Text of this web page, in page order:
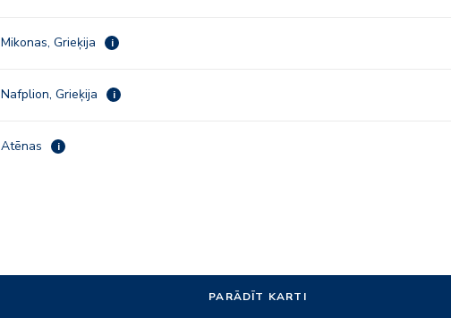
Mikonas, Grieķija i
Nafplion, Grieķija i
Atēnas i
PARĀDĪT KARTI